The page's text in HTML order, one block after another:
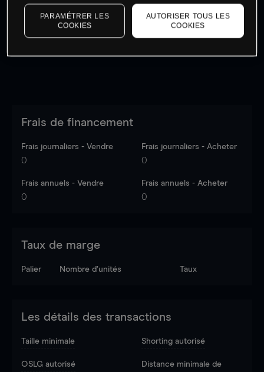
dernières données du marché.Log into see latest
market data
Frais de financement
Frais journaliers - Vendre
0
Frais journaliers - Acheter
0
Frais annuels - Vendre
0
Frais annuels - Acheter
0
Taux de marge
Palier Nombre d’unités Taux
Les détails des transactions
Taille minimale Shorting autorisé
OSLG autorisé
Distance minimale de
PARAMÉTRER LES
COOKIES
AUTORISER TOUS LES
COOKIES